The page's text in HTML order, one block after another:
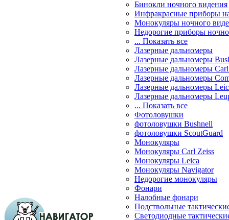
Бинокли ночного видения
Инфракрасные приборы
Монокуляры ночного
Недорогие приборы
... Показать все
Лазерные дальномеры
Лазерные дальномеры
Лазерные дальномеры
Лазерные дальномеры
Лазерные дальномеры
Лазерные дальномеры
... Показать все
Фотоловушки
фотоловушки Bushnell
фотоловушки ScoutGuard
Монокуляры
Монокуляры Carl Zeiss
Монокуляры Leica
Монокуляры Navigator
Недорогие монокуляры
Фонари
Налобные фонари
Подствольные
Светодиодные